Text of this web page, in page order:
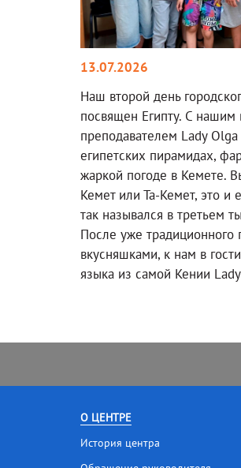
13.07.2026
Наш второй день
посвящен Египту. С
преподавателем Lady
египетских пирамидах,
жаркой погоде в Кемете.
Кемет или Та-Кемет, это и
так назывался в третьем
После уже традиционного
вкусняшками, к нам в
языка из самой Кении
О ЦЕНТРЕ
История центра